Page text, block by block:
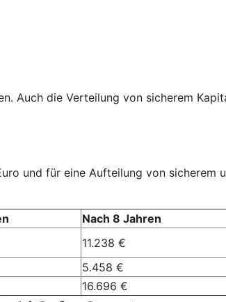
Auch die Verteilung von sicherem
und für eine Aufteilung von
Nach 8 Jahren
11.238 €
5.458 €
16.696 €